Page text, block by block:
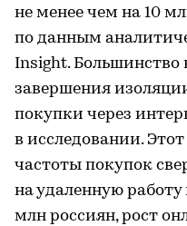
не менее чем на 10
по данным
Insight. Большинство
завершения
покупки через
в исследовании.
частоты покупок
на удаленную работу
млн россиян, рост